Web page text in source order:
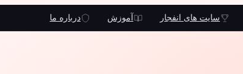
سایت های انفجار آموزش درباره ما